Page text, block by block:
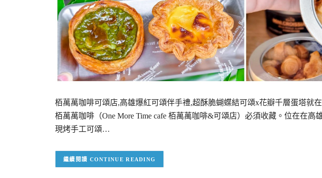
栢萬萬咖啡可頌店,高雄爆紅可頌伴手禮,超酥脆蝴蝶結可頌x花瓣千層蛋塔就
栢萬萬咖啡（One More Time cafe 栢萬萬咖啡&可頌店）必須收藏。位在在高
現烤手工可頌…
CONTINUE READING